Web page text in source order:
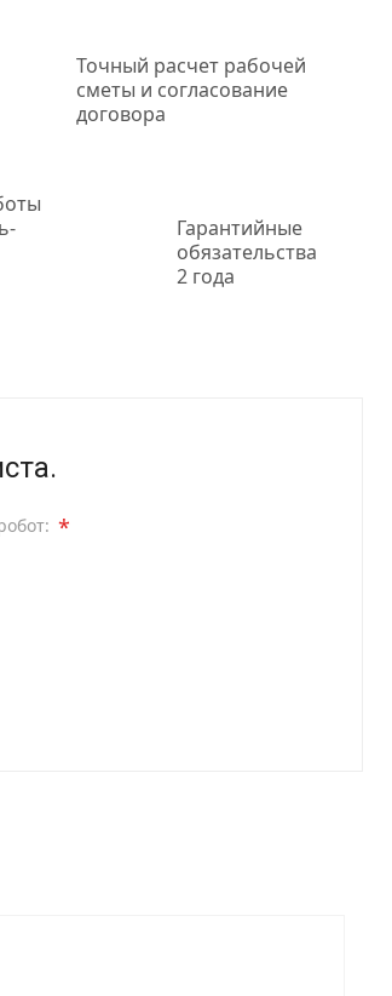
Точный расчет рабочей
сметы и согласование
договора
Гарантийные
обязательства
2 года
*